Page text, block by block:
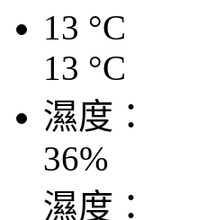
13 °C
13 °C
濕度：
36%
濕度：